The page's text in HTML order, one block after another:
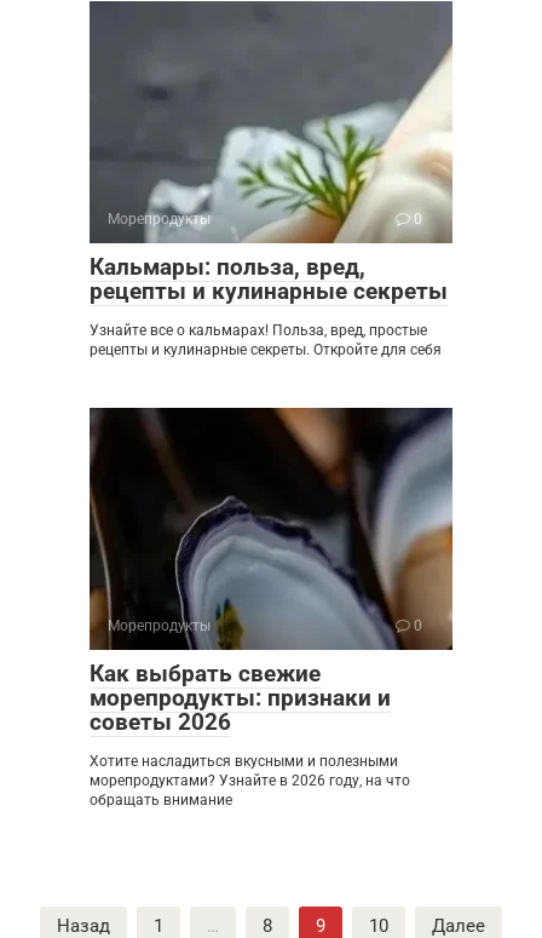
Морепродукты 0
Кальмары: польза, вред,
рецепты и кулинарные секреты
Узнайте все о кальмарах! Польза, вред, простые
рецепты и кулинарные секреты. Откройте для себя
Морепродукты 0
Как выбрать свежие
морепродукты: признаки и
советы 2026
Хотите насладиться вкусными и полезными
морепродуктами? Узнайте в 2026 году, на что
обращать внимание
Пагинация
Назад 1 … 8 9 10 Далее